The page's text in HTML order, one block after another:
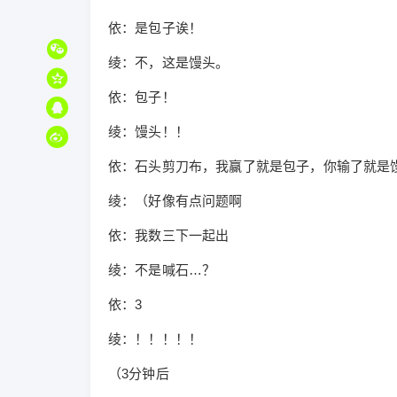
依：是包子诶！
绫：不，这是馒头。
依：包子！
绫：馒头！！
依：石头剪刀布，我赢了就是包子，你输了就是
绫：（好像有点问题啊
依：我数三下一起出
绫：不是喊石…？
依：3
绫：！！！！！
（3分钟后